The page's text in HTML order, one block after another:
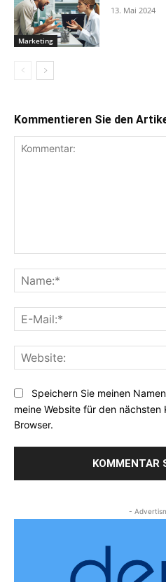
Marketing
13. Mai 2024
Kommentieren Sie den
Speichern Sie meinen
meine Website für den nächsten
Browser.
-